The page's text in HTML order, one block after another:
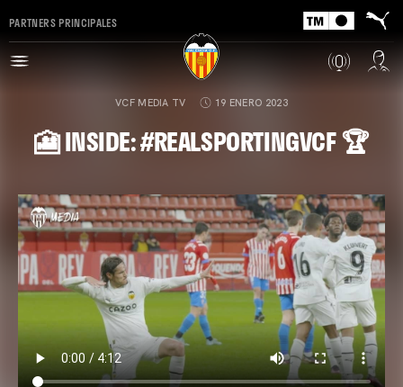
PARTNERS PRINCIPALES
VCF MEDIA TV 19 ENERO 2023
🎦 INSIDE: #REALSPORTINGVCF 🏆